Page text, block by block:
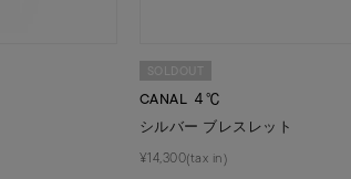
SOLDOUT
CANAL ４℃
シルバー ブレスレット
¥14,300(tax in)